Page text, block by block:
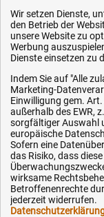
AGB /
Datenschutz
Impressum
OEM-Ersatzteile
Technik-Hilfe
Downloads
Kontakt
Ihre Hytec-
Wir setzen Dienste,
den Betrieb der
unsere Website zu
Werbung
Dienste einsetzen zu
Indem Sie auf "Alle
Marketing-
Einwilligung gem.
außerhalb des EWR,
sorgfältiger Auswahl
europäische
Sofern eine
das Risiko, dass
wirksame
Betroffenenrechte
jederzeit widerrufen.